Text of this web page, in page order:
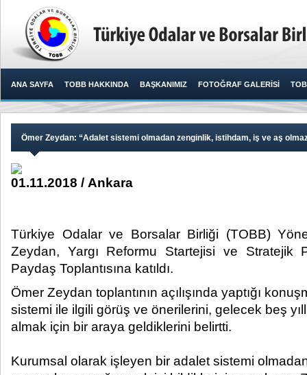
ANA SAYFA TOBB HAKKINDA BAŞKANIMIZ FOTOĞRAF GALERİSİ
Ömer Zeydan: “Adalet sistemi olmadan zenginlik, istihdam, iş ve aş
01.11.2018 / Ankara
Türkiye Odalar ve Borsalar Birliği (TOBB)
Zeydan, Yargı Reformu Startejisi ve Stratejik
Paydaş Toplantısına katıldı.​
Ömer Zeydan toplantının açılışında yaptığı
sistemi ile ilgili görüş ve önerilerini, gelecek beş
almak için bir araya geldiklerini belirtti.
Kurumsal olarak işleyen bir adalet sistemi